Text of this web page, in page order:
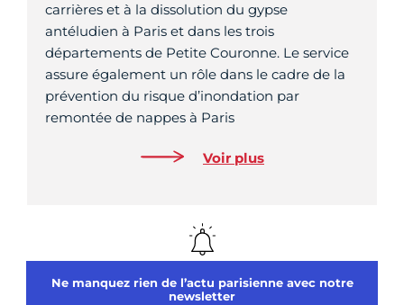
carrières et à la dissolution du gypse
antéludien à Paris et dans les trois
départements de Petite Couronne. Le service
assure également un rôle dans le cadre de la
prévention du risque d’inondation par
remontée de nappes à Paris
Voir plus
Ne manquez rien de l’actu parisienne avec notre
newsletter